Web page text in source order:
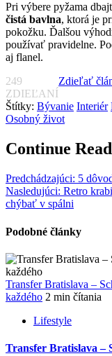
Pri výbere pyžama
čistá bavlna, ktorá je
pokožku. Ďalšou
používať pravidelne.
aj flanel.
249
ZDIEĽANÍ
Zdieľať
Štítky: Bývanie Interiér
Osobný život
Continue
Predchádzajúci: 5
Nasledujúci: Retro
chýbať v spálni
Podobné články
Transfer Bratislava –
každého 2 min čítania
Lifestyle
Transfer Bratislava –